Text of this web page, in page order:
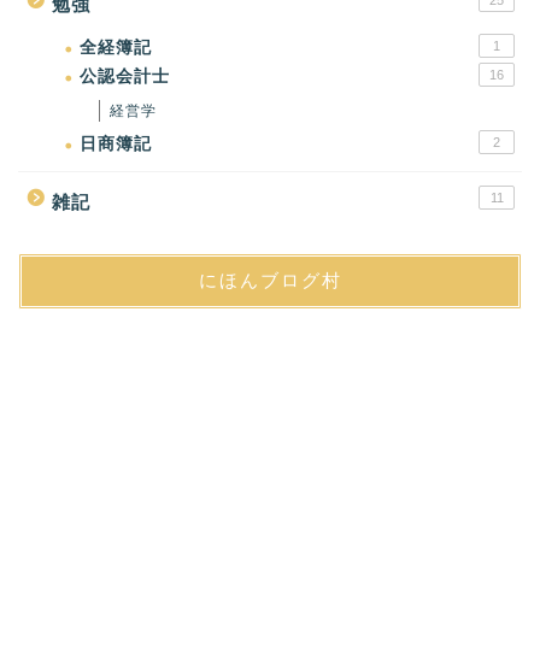
勉強
全経簿記 1
公認会計士 16
経営学
日商簿記 2
雑記 11
にほんブログ村